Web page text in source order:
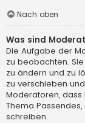
Nach oben
Was sind
Die Aufgabe der
zu beobachten.
zu ändern und zu
zu verschieben
Moderatoren, dass
Thema
schreiben.